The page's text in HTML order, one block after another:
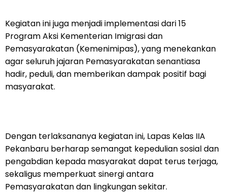
Kegiatan ini juga menjadi implementasi dari 15
Program Aksi Kementerian Imigrasi dan
Pemasyarakatan (Kemenimipas), yang menekankan
agar seluruh jajaran Pemasyarakatan senantiasa
hadir, peduli, dan memberikan dampak positif bagi
masyarakat.
Dengan terlaksananya kegiatan ini, Lapas Kelas IIA
Pekanbaru berharap semangat kepedulian sosial dan
pengabdian kepada masyarakat dapat terus terjaga,
sekaligus memperkuat sinergi antara
Pemasyarakatan dan lingkungan sekitar.